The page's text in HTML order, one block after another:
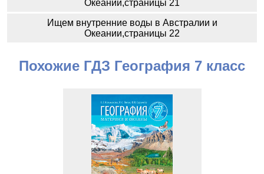
Океании,страницы 21
Ищем внутренние воды в Австралии и
Океании,страницы 22
Похожие ГДЗ География 7 класс